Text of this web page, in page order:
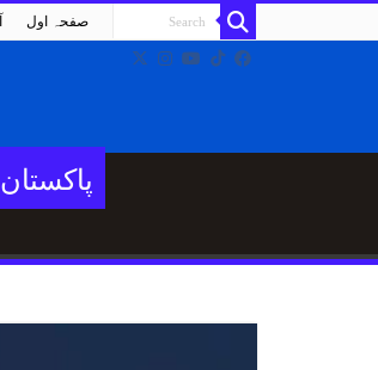
صفحہ اول
پاکستان